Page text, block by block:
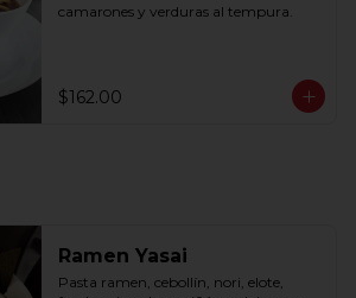
camarones y verduras al tempura.
$162.00
Ramen Yasai
Pasta ramen, cebollín, nori, elote,